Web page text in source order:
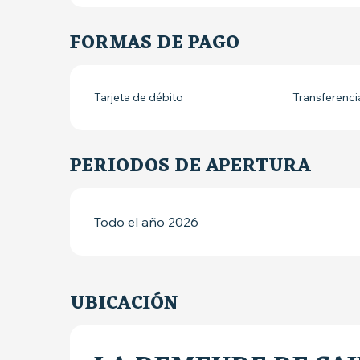
FORMAS DE PAGO
Tarjeta de débito
PERIODOS DE APERTURA
Todo el año 2026
UBICACIÓN